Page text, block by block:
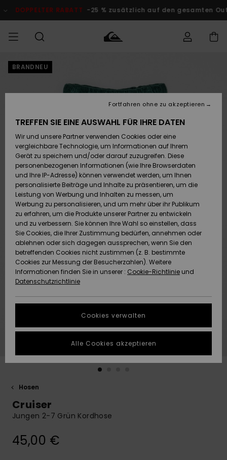
Produktinformation
DOPPELTER RABATT -25 % zusätzlich auf den gesamten
MÄNNER
Accessoires
Schuhe&
Flip-Flops
Surf
Snow
Brandneu
Highlights
Accessoires
Schuhe&
Flip-Flops
Surf
Snow
Brandneu
Highlights
FRAUEN
Brandneu
Highlights
Snow
SURF
Kinder
Highlights
Community
SNOW
Snow Shop
Kinder
Snow Shop
Damen
Highlights
Community
DOPPELTER
RABATT
KINDER
Outlet
Frauen
HILFE & KONTAKT
zugreifen
Retouren
Bezahlung
Geschenkkarte
Quiksilver
Freedom
Datenschutz
Starten Sie eine
um die
schnellste
Antwort auf Ihre
erhalten.
Finden Sie
NACHHALTIGKEIT
SHOPS
QUIKSILVER APP
WUNSCHLISTE
BRANDNEU
Hosen
Cruiser
Jungen 2-7 Grün Kordhose
45,00 €
TREFFEN SIE EINE AUSWAHL FÜR IHRE DATEN
Wir und unsere Partner verwenden Cookies oder eine
vergleichbare Technologie, um Informationen auf Ihrem
Gerät zu speichern und/oder darauf zuzugreifen. Diese
personenbezogenen Informationen (wie Ihre Browserdaten
und Ihre IP-Adresse) können verwendet werden, um Ihnen
personalisierte Beiträge und Inhalte zu präsentieren, um die
Leistung von Werbung und Inhalten zu messen, um
Werbung zu personalisieren, und um mehr über ihr Publikum
zu erfahren, um die Produkte unserer Partner zu entwickeln
und zu verbessern. Sie können Ihre Wahl so einstellen, dass
Sie Cookies, die Ihrer Zustimmung bedürfen, annehmen oder
ablehnen oder sich dagegen aussprechen, wenn Sie den
betreffenden Cookies nicht zustimmen (z. B. bestimmte
Cookies zur Messung der Besucherzahlen). Weitere
Informationen finden Sie in unserer : Cookie-Richtlinie und
Datenschutzrichtlinie
Cookies verwalten
Fortfahren ohne zu akzeptieren
Alle Cookies akzeptieren